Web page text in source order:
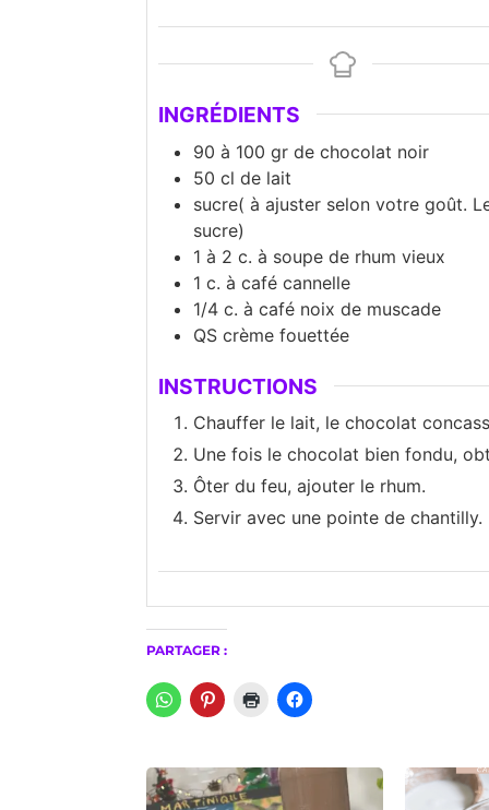
INGRÉDIENTS
90 à 100 gr de chocolat noir
50 cl de lait
sucre( à ajuster selon votre goût.
sucre)
1 à 2 c. à soupe de rhum vieux
1 c. à café cannelle
1/4 c. à café noix de muscade
QS crème fouettée
INSTRUCTIONS
Chauffer le lait, le chocolat
Une fois le chocolat bien fondu,
Ôter du feu, ajouter le rhum.
Servir avec une pointe de chantilly.
PARTAGER :